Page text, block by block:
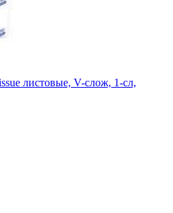
листовые, V-слож, 1-сл,